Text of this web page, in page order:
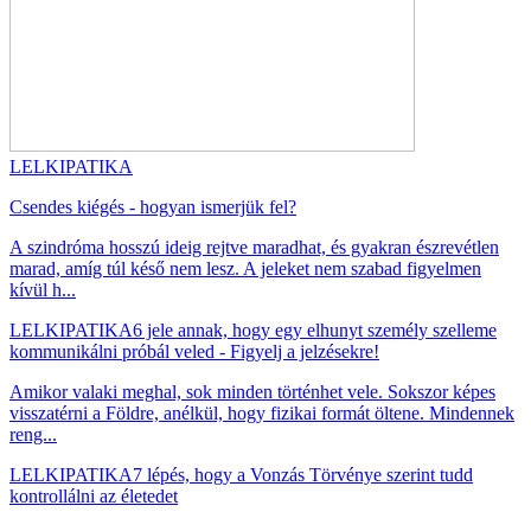
LELKIPATIKA
Csendes kiégés - hogyan ismerjük fel?
A szindróma hosszú ideig rejtve maradhat, és gyakran észrevétlen
marad, amíg túl késő nem lesz. A jeleket nem szabad figyelmen
kívül h...
LELKIPATIKA6 jele annak, hogy egy elhunyt személy szelleme
kommunikálni próbál veled - Figyelj a jelzésekre!
Amikor valaki meghal, sok minden történhet vele. Sokszor képes
visszatérni a Földre, anélkül, hogy fizikai formát öltene. Mindennek
reng...
LELKIPATIKA7 lépés, hogy a Vonzás Törvénye szerint tudd
kontrollálni az életedet